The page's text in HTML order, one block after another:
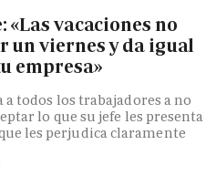
«Las vacaciones no
un viernes y da igual
empresa»
todos los trabajadores a no
lo que su jefe les presenta
les perjudica claramente